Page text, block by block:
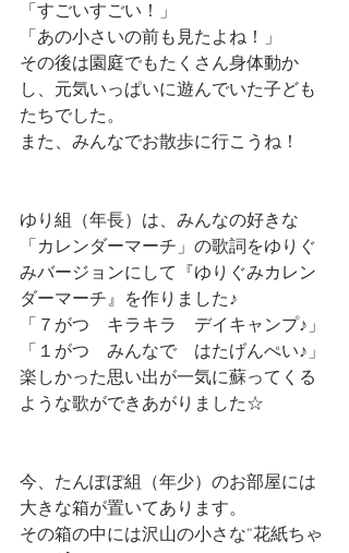
「すごいすごい！」
「あの小さいの前も見たよね！」
その後は園庭でもたくさん身体動か
し、元気いっぱいに遊んでいた子ども
たちでした。
また、みんなでお散歩に行こうね！
ゆり組（年長）は、みんなの好きな
「カレンダーマーチ」の歌詞をゆりぐ
みバージョンにして『ゆりぐみカレン
ダーマーチ』を作りました♪
「７がつ　キラキラ　デイキャンプ♪」
「１がつ　みんなで　はたげんぺい♪」
楽しかった思い出が一気に蘇ってくる
ような歌ができあがりました☆
今、たんぽぽ組（年少）のお部屋には
大きな箱が置いてあります。
その箱の中には沢山の小さな“花紙ちゃ